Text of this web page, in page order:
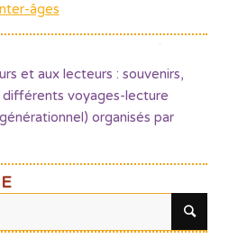
âges
et aux lecteurs : souvenirs,
voyages-lecture
organisés par